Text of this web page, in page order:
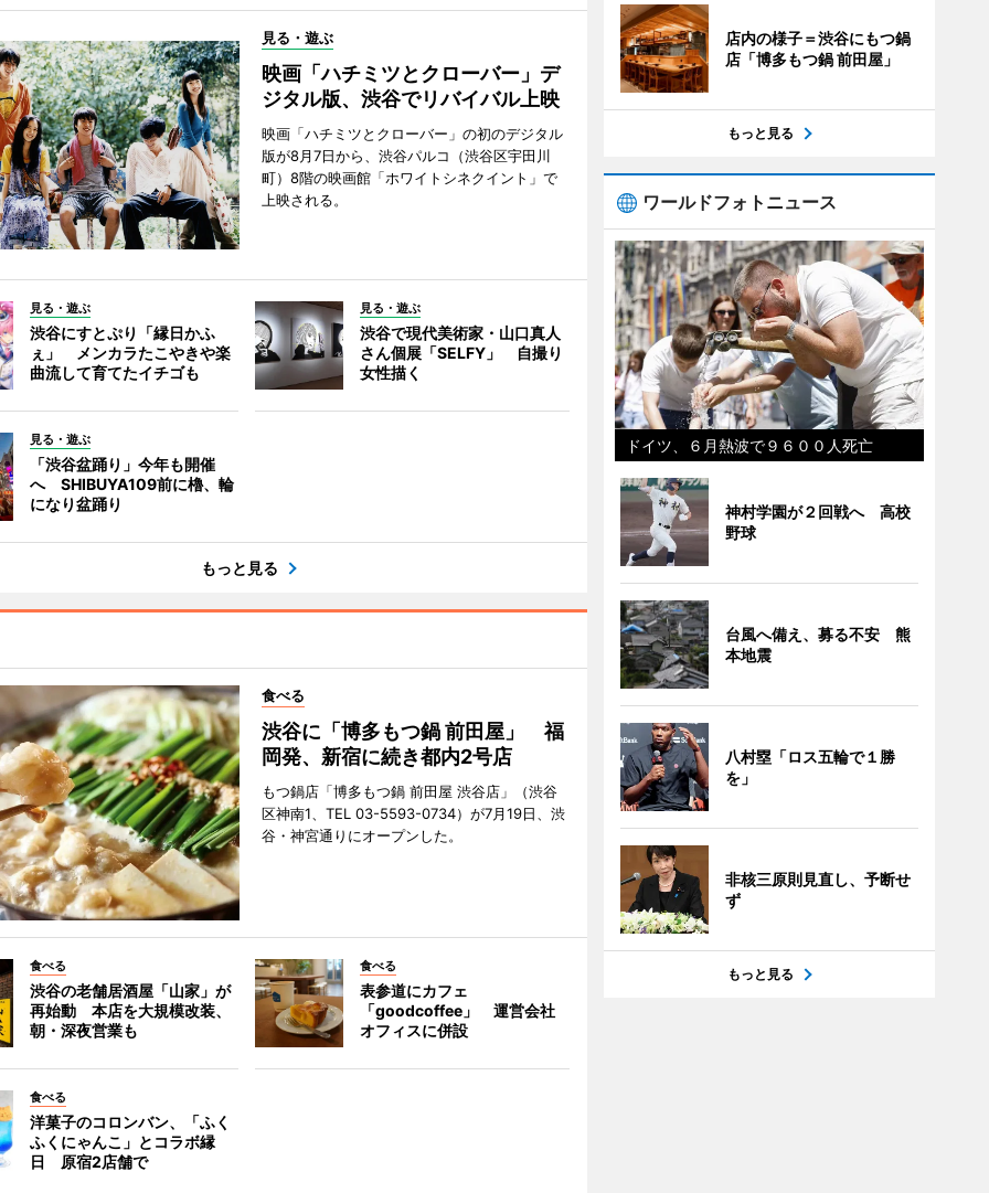
見る・遊ぶ
映画「ハチミツとクローバー」デ
ジタル版、渋谷でリバイバル上映
映画「ハチミツとクローバー」の初のデジタル
版が8月7日から、渋谷パルコ（渋谷区宇田川
町）8階の映画館「ホワイトシネクイント」で
上映される。
見る・遊ぶ
渋谷にすとぷり「縁日かふ
ぇ」 メンカラたこやきや楽
曲流して育てたイチゴも
見る・遊ぶ
渋谷で現代美術家・山口真人
さん個展「SELFY」 自撮り
女性描く
見る・遊ぶ
「渋谷盆踊り」今年も開催
へ SHIBUYA109前に櫓、輪
になり盆踊り
もっと見る
食べる
渋谷に「博多もつ鍋 前田屋」 福
岡発、新宿に続き都内2号店
もつ鍋店「博多もつ鍋 前田屋 渋谷店」（渋谷
区神南1、TEL 03-5593-0734）が7月19日、渋
谷・神宮通りにオープンした。
食べる
渋谷の老舗居酒屋「山家」が
再始動 本店を大規模改装、
朝・深夜営業も
食べる
表参道にカフェ
「goodcoffee」 運営会社
オフィスに併設
食べる
洋菓子のコロンバン、「ふく
ふくにゃんこ」とコラボ縁
日 原宿2店舗で
店内の様子＝渋谷にもつ鍋
店「博多もつ鍋 前田屋」
もっと見る
ワールドフォトニュース
ドイツ、６月熱波で９６００人死亡
神村学園が２回戦へ 高校
野球
台風へ備え、募る不安 熊
本地震
八村塁「ロス五輪で１勝
を」
非核三原則見直し、予断せ
ず
もっと見る